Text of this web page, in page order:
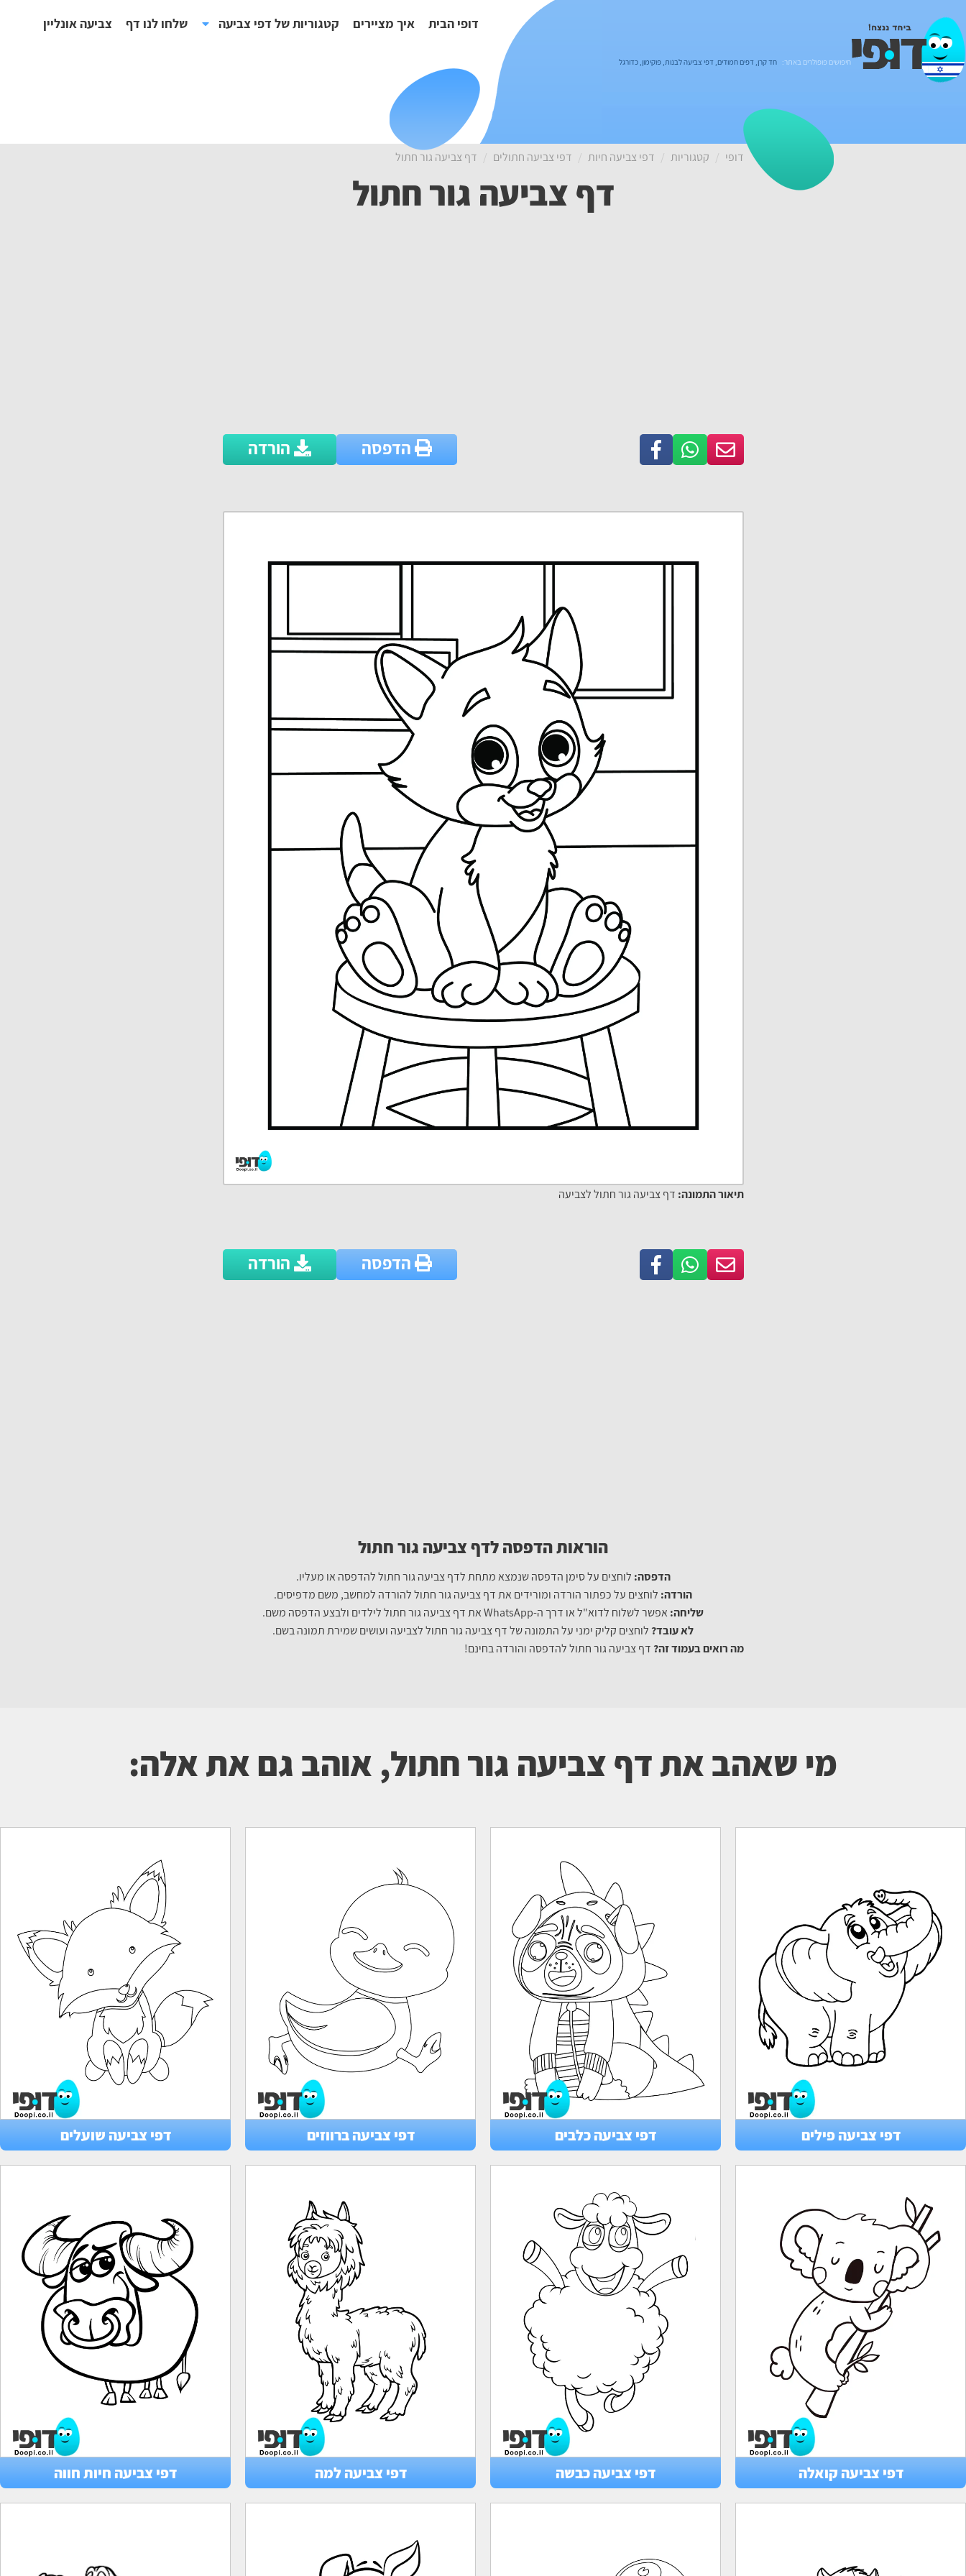
חיפושים פופולרים באתר: חד קרן דפים חמודים דפי צביעה לבנות פוקימון כדורגל
דופי הבית איך מציירים קטגוריות של דפי צביעה שלחו לנו דף צביעה אונליין
דופי קטגוריות דפי צביעה חיות דפי צביעה חתולים דף צביעה גור חתול
דף צביעה גור חתול
הדפסה הורדה
תיאור התמונה: דף צביעה גור חתול לצביעה
הדפסה הורדה
הוראות הדפסה לדף צביעה גור חתול
הדפסה: לוחצים על סימן הדפסה שנמצא מתחת לדף צביעה גור חתול להדפסה או מעליו.
הורדה: לוחצים על כפתור הורדה ומורידים את דף צביעה גור חתול להורדה למחשב, משם מדפיסים.
שליחה: אפשר לשלוח לדוא"ל או דרך ה-WhatsApp את דף צביעה גור חתול לילדים ולבצע הדפסה משם.
לא עובד? לוחצים קליק ימני על התמונה של דף צביעה גור חתול לצביעה ועושים שמירת תמונה בשם.
מה רואים בעמוד זה? דף צביעה גור חתול להדפסה והורדה בחינם!
מי שאהב את דף צביעה גור חתול, אוהב גם את אלה:
דפי צביעה פילים דפי צביעה כלבים דפי צביעה ברווזים דפי צביעה שועלים
דפי צביעה קואלה דפי צביעה כבשה דפי צביעה למה דפי צביעה חיות חווה